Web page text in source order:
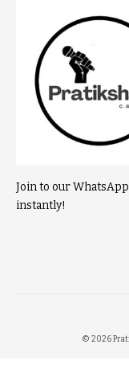
Join to our
instantly!
© 2026